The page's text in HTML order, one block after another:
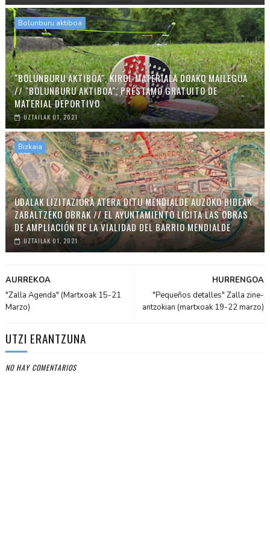
Bolunburu aktiboa
"BOLUNBURU AKTIBOA", KIROL MATERIALA DOAKO MAILEGUA
// "BOLUNBURU AKTIBOA", PRÉSTAMO GRATUITO DE
MATERIAL DEPORTIVO
UZTAILAK 01, 2021
Bizkaia
UDALAK LIZITAZIORA ATERA DITU MENDIALDE AUZOKO BIDEAK
ZABALTZEKO OBRAK // EL AYUNTAMIENTO LICITA LAS OBRAS
DE AMPLIACIÓN DE LA VIALIDAD DEL BARRIO MENDIALDE
UZTAILAK 01, 2021
HURRENGOA
"Pequeños detalles" Zalla zine-
antzokian (martxoak 19-22 marzo)
AURREKOA
"Zalla Agenda" (Martxoak 15-21
Marzo)
UTZI ERANTZUNA
NO HAY COMENTARIOS